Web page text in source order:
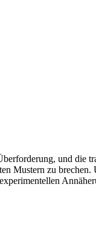
und die
Mustern zu brechen.